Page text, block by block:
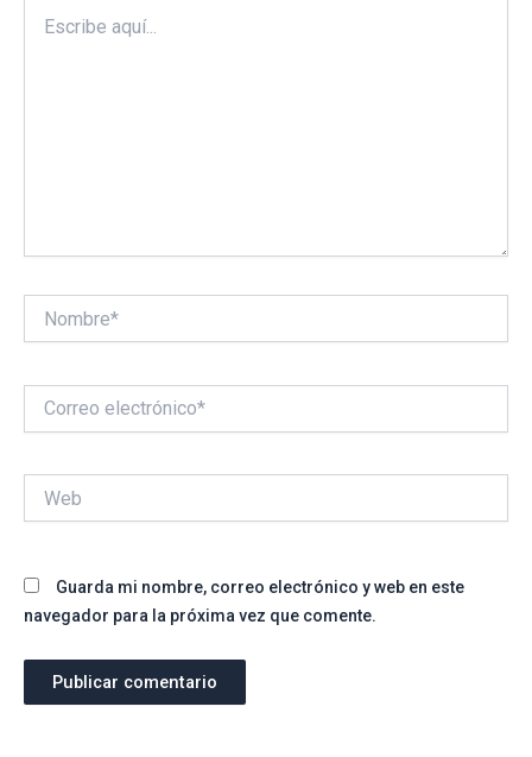
aquí...
electrónico*
Guarda mi nombre, correo electrónico y web en este
navegador para la próxima vez que comente.